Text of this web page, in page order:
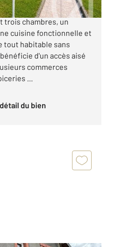
de 71m² à
trois chambres, un
cuisine fonctionnelle et
tout habitable sans
d'un accès aisé
commerces
...
détail du bien